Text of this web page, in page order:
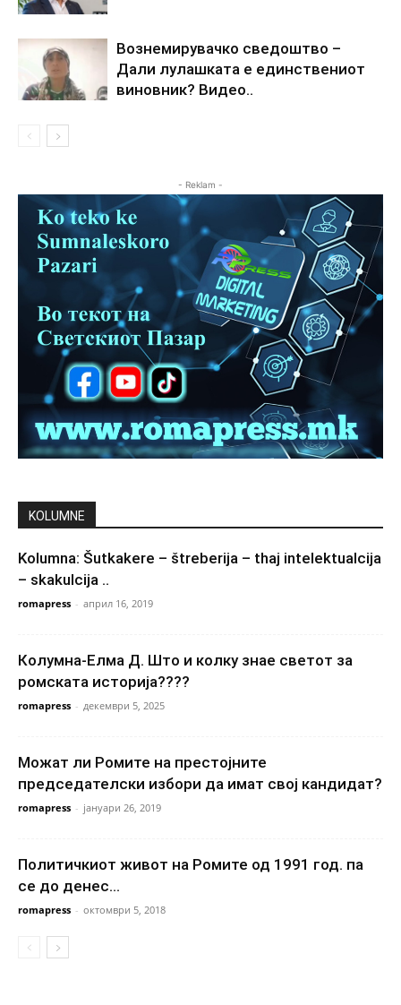
Вознемирувачко сведоштво –
Дали лулашката е единствениот
виновник? Видео..
- Reklam -
KOLUMNE
Kolumna: Šutkakere – štreberija – thaj intelektualcija
– skakulcija ..
romapress - април 16, 2019
Колумна-Елма Д. Што и колку знае светот за
ромската историја????
romapress - декември 5, 2025
Можат ли Ромите на престојните
председателски избори да имат свој кандидат?
romapress - јануари 26, 2019
Политичкиот живот на Ромите од 1991 год. па
се до денес…
romapress - октомври 5, 2018